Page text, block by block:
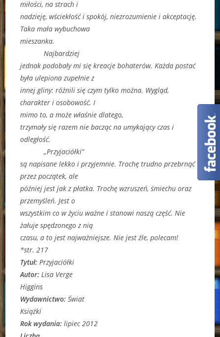
miłości, na strach i
nadzieję, wściekłość i spokój, niezrozumienie i akceptację.
Taka mała wybuchowa
mieszanka.
Najbardziej
jednak podobały mi się kreacje bohaterów. Każda postać
była ulepiona zupełnie z
innej gliny: różnili się czym tylko można. Wygląd,
charakter i osobowość. I
mimo to, a może właśnie dlatego,
trzymały się razem nie bacząc na umykający czas i
odległość.
„Przyjaciółki”
są napisane lekko i przyjemnie. Trochę trudno przebrnąć
przez początek, ale
później jest jak z płatka. Trochę wzruszeń, śmiechu oraz
przemyśleń. Jest o
wszystkim co w życiu ważne i stanowi naszą część. Nie
żałuje spędzonego z nią
czasu, a to jest najważniejsze. Nie jest źle, polecam!
*str. 217
Tytuł: Przyjaciółki
Autor: Lisa Verge
Higgins
Wydawnictwo:Świat
Książki
Rok wydania:lipiec 2012